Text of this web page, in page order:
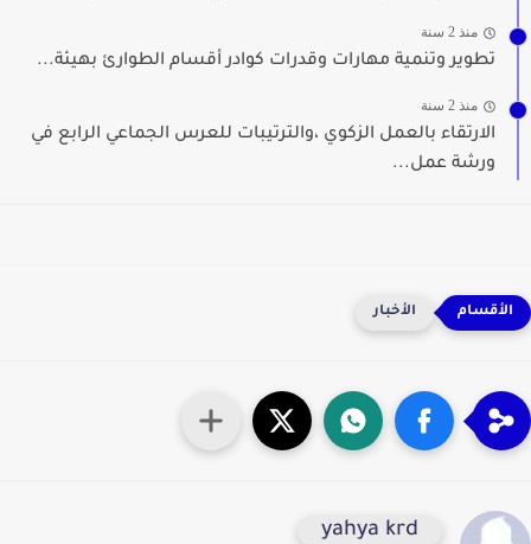
منذ 2 سنة
تطوير وتنمية مهارات وقدرات كوادر أقسام الطوارئ بهيئة...
منذ 2 سنة
الارتقاء بالعمل الزكوي ،والترتيبات للعرس الجماعي الرابع في
ورشة عمل...
الأخبار
yahya krd